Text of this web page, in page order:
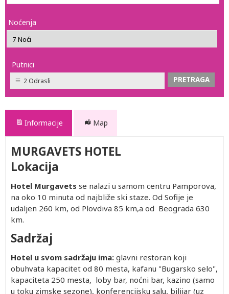
Noćenja
Putnici
2 Odrasli
Informacije Map
MURGAVETS HOTEL
Lokacija
Hotel Murgavets se nalazi u samom centru Pamporova,
na oko 10 minuta od najbliže ski staze. Od Sofije je
udaljen 260 km, od Plovdiva 85 km,a od Beograda 630
km.
Sadržaj
Hotel u svom sadržaju ima: glavni restoran koji
obuhvata kapacitet od 80 mesta, kafanu "Bugarsko selo",
kapaciteta 250 mesta, loby bar, noćni bar, kazino (samo
u toku zimske sezone), konferencijsku salu, bilijar (uz